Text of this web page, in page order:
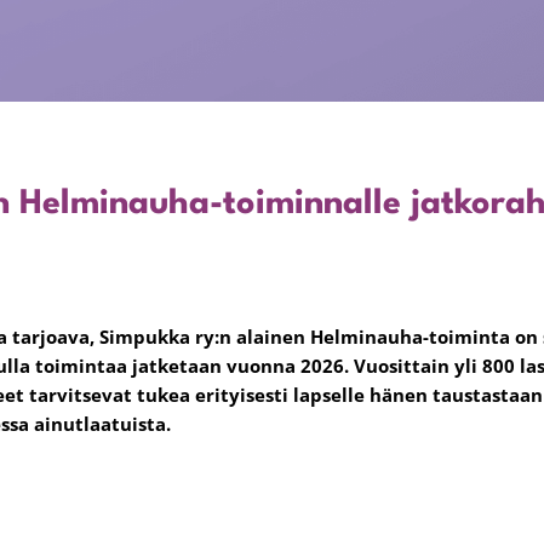
Helminauha-toiminnalle
Simpukka ry:n alainen Helminauha-toiminta on
toimintaa jatketaan vuonna 2026. Vuosittain yli 800
tarvitsevat tukea erityisesti lapselle hänen
ainutlaatuista.